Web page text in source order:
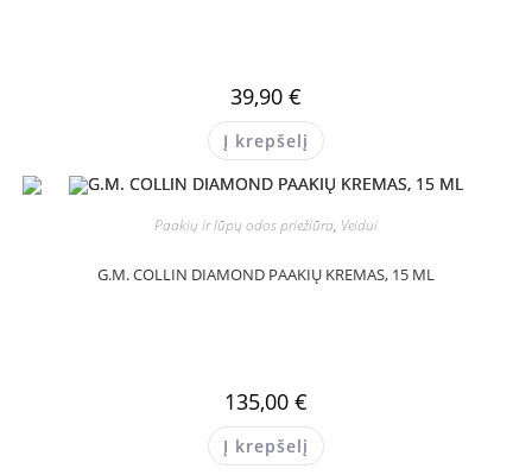
39,90 €
Į krepšelį
Paakių ir lūpų odos priežiūra, Veidui
G.M. COLLIN DIAMOND PAAKIŲ KREMAS, 15 ML
135,00 €
Į krepšelį